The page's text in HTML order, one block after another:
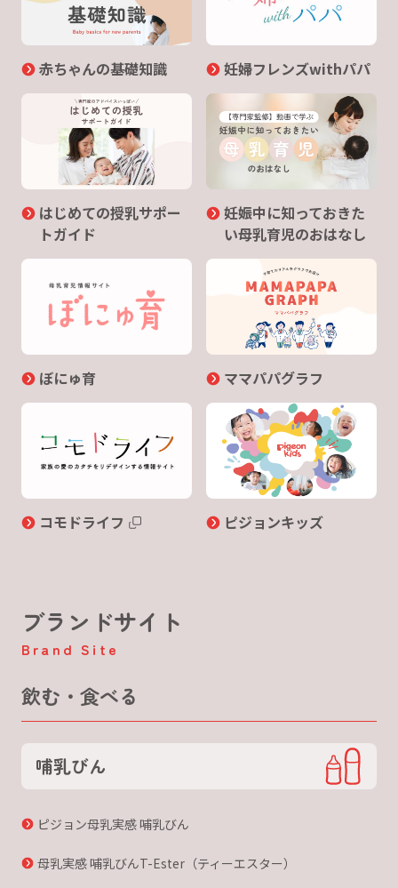
赤ちゃんの基礎知識 妊婦フレンズwithパパ
はじめての授乳サポー
トガイド
妊娠中に知っておきた
い母乳育児のおはなし
ぼにゅ育 ママパパグラフ
コモドライフ ピジョンキッズ
ブランドサイト
Brand Site
飲む・食べる
哺乳びん
ピジョン母乳実感 哺乳びん
母乳実感 哺乳びんT-Ester（ティーエスター）